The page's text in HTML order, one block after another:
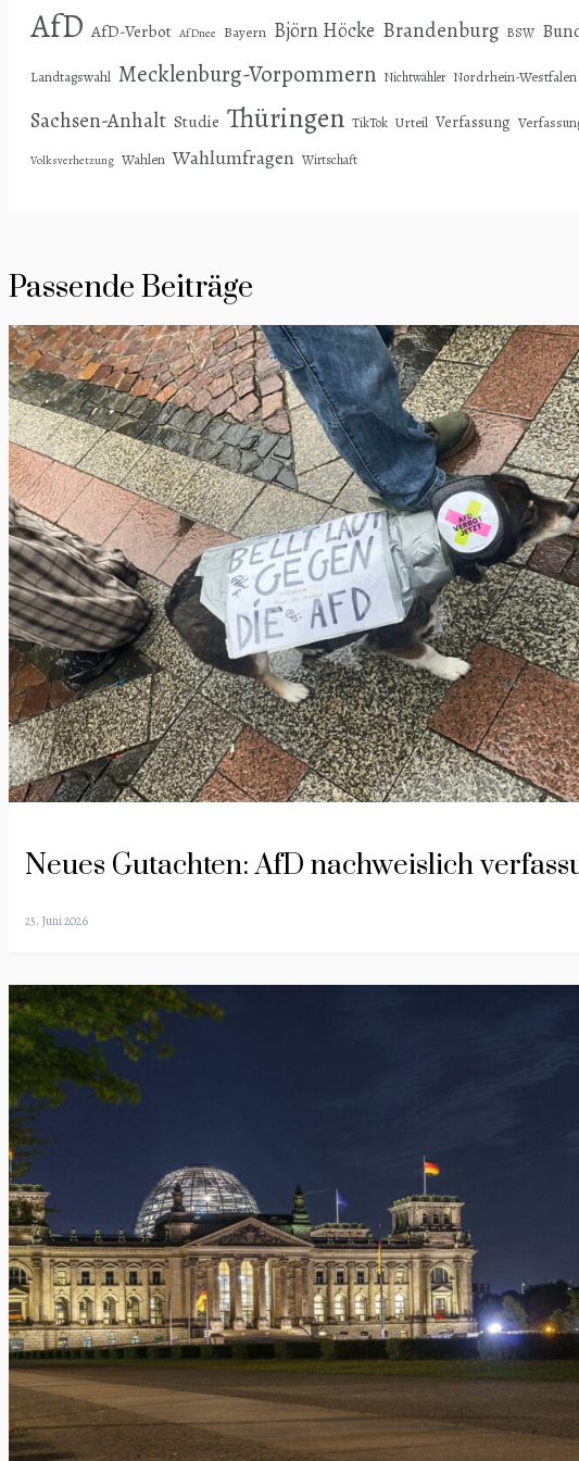
AfD AfD-Verbot AfDnee Bayern Björn Höcke Brandenburg BSW
Landtagswahl Mecklenburg-Vorpommern Nichtwähler Nordrhein-Westfalen
Sachsen-Anhalt Studie Thüringen TikTok Urteil Verfassung
Volksverhetzung Wahlen Wahlumfragen Wirtschaft
Passende Beiträge
Neues Gutachten: AfD nachweislich
25. Juni 2026